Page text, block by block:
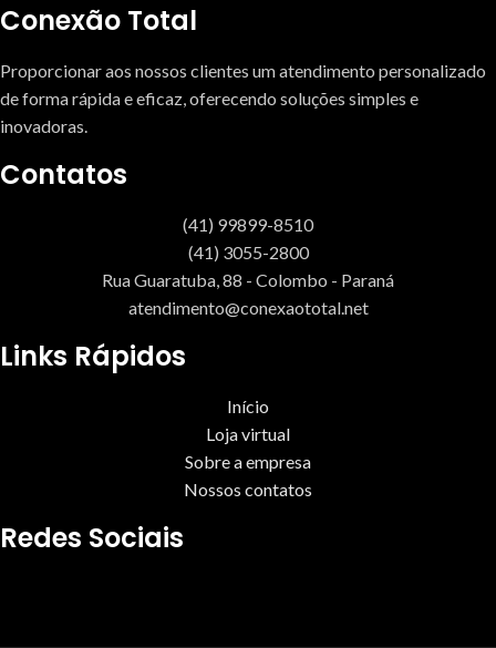
Conexão Total
Proporcionar aos nossos clientes um atendimento personalizado
de forma rápida e eficaz, oferecendo soluções simples e
inovadoras.
Contatos
(41) 99899-8510
(41) 3055-2800
Rua Guaratuba, 88 - Colombo - Paraná
atendimento@conexaototal.net
Links Rápidos
Início
Loja virtual
Sobre a empresa
Nossos contatos
Redes Sociais